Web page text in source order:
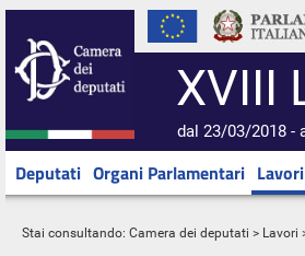
XVIII
dal 23/03/2018 -
Deputati Organi Parlamentari Lavori
Stai consultando: Camera dei deputati > Lavori